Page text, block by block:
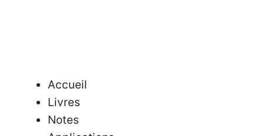
Accueil
Livres
Notes